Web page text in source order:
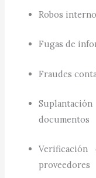
Robos
Fugas de
Fraudes
documentos
Verificación
proveedores